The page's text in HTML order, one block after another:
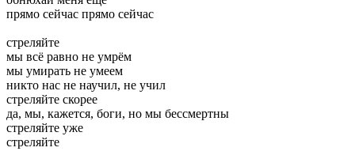
прямо сейчас прямо сейчас
стреляйте
мы всё равно не умрём
мы умирать не умеем
никто нас не научил, не учил
стреляйте скорее
да, мы, кажется, боги, но мы бессмертны
стреляйте уже
стреляйте